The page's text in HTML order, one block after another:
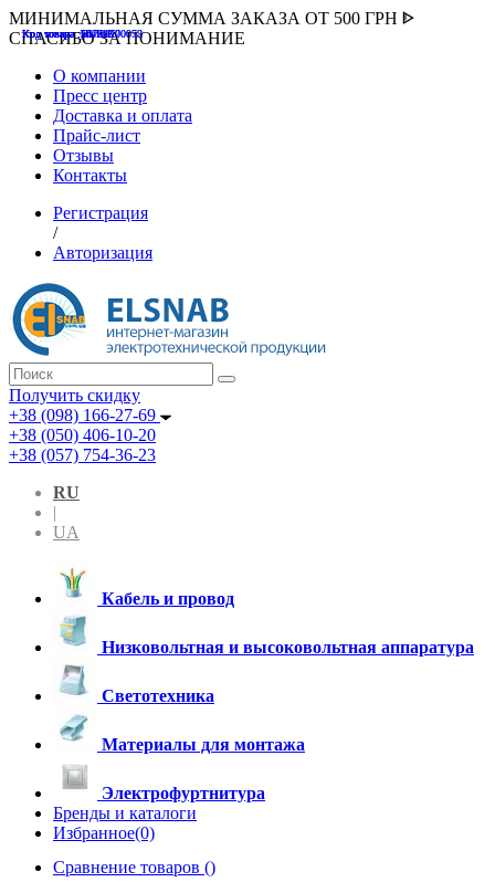
МИНИМАЛЬНАЯ СУММА ЗАКАЗА ОТ 500 ГРН ᐈ
СПАСИБО ЗА ПОНИМАНИЕ
О компании
Пресс центр
Доставка и оплата
Прайс-лист
Отзывы
Контакты
Регистрация
/
Авторизация
Получить скидку
+38 (098) 166-27-69
+38 (050) 406-10-20
+38 (057) 754-36-23
RU
|
UA
Кабель и провод
Низковольтная и высоковольтная аппаратура
Светотехника
Материалы для монтажа
Электрофуртнитура
Бренды и каталоги
Избранное(0)
Сравнение товаров ()
Код товара :507000
Код товара :HUK-K00058
Код товара :Т075177
Код товара :pnsv12
Код товара :HUK-K00072